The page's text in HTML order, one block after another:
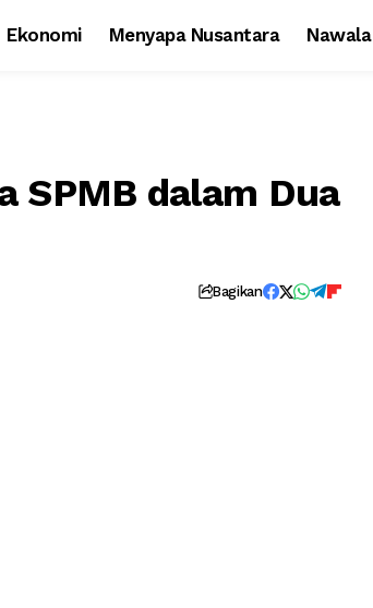
Ekonomi Menyapa Nusantara Nawala
SPMB dalam Dua
Bagikan